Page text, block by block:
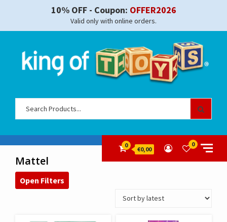
10% OFF - Coupon: OFFER2026
Valid only with online orders.
0
€0,00
0
Mattel
Open Filters